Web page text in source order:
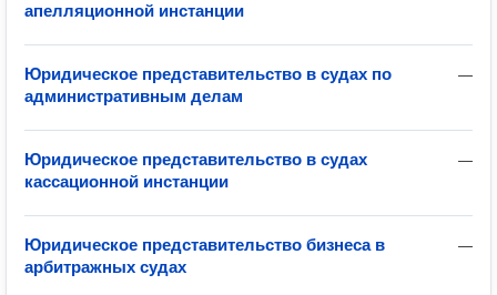
апелляционной инстанции
—
Юридическое представительство в судах по
административным делам
—
Юридическое представительство в судах
кассационной инстанции
—
Юридическое представительство бизнеса в
арбитражных судах